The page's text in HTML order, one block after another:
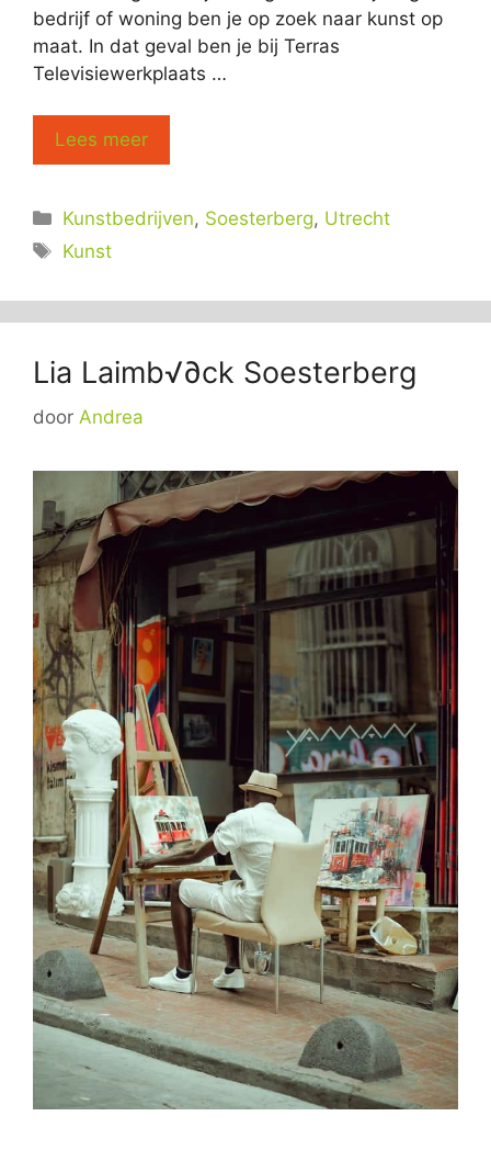
bedrijf of woning ben je op zoek naar kunst op
maat. In dat geval ben je bij Terras
Televisiewerkplaats …
Lees meer
Categorieën
Kunstbedrijven, Soesterberg, Utrecht
Tags
Kunst
Lia Laimb√∂ck Soesterberg
door Andrea